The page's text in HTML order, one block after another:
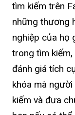
tìm kiếm trên
những thương
nghiệp của họ
trong tìm
đánh giá tích
khóa mà
kiếm và đưa